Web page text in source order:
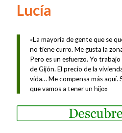
Lucía
«La mayoría de genteque se
no tiene curro.Me gusta la
Pero esun esfuerzo. Yo trabajo
deGijón. El precio de la
vida… Mecompensa más aquí.
quevamos a tener un hijo»